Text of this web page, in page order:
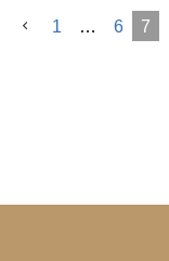
1
… 6 7